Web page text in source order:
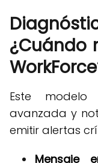
¿Cuándo
Este
avanzada y
emitir alertas
Mensaje